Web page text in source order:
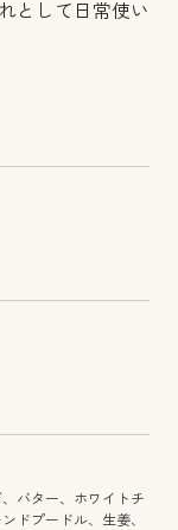
として日常使い
バター、ホワイトチ
ドプードル、生姜、